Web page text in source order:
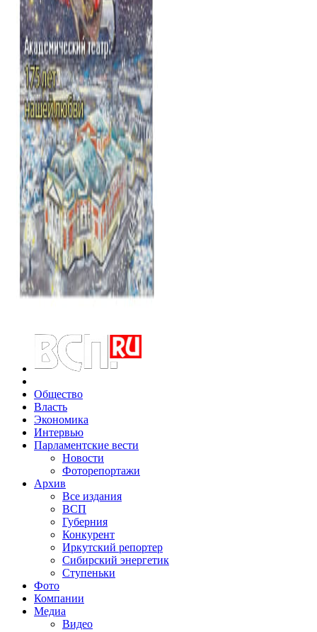
Общество
Власть
Экономика
Интервью
Парламентские вести
Новости
Фоторепортажи
Архив
Все издания
ВСП
Губерния
Конкурент
Иркутский репортер
Сибирский энергетик
Ступеньки
Фото
Компании
Медиа
Видео